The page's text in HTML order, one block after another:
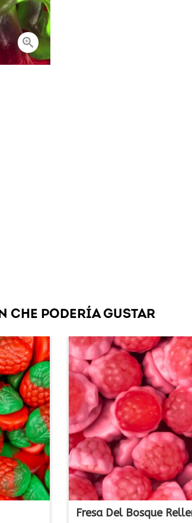

CHE PODERÍA GUSTAR
Fresa Del Bosque